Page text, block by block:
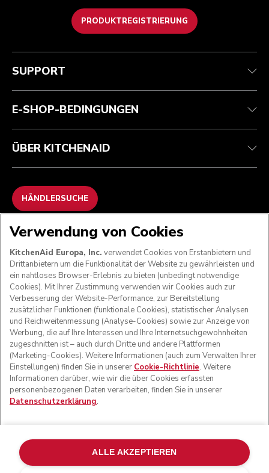
PRODUKTREGISTRIERUNG
Kundenservice
Garantie und Dokumente
Kontaktieren Sie uns.
Teilnahmebedingungen
Rückgaben und Erstattungen
Impressum
ODR
Die Marke
Händlersuche
SUPPORT
E-SHOP-BEDINGUNGEN
ÜBER KITCHENAID
HÄNDLERSUCHE
WIR AKZEPTIEREN
FOLGEN SIE UNS
und das Design der Küchenmaschine sind eingetragene
Marken in den USA und in anderen Ländern.
Verwendung von Cookies
KitchenAid Europa, Inc. verwendet Cookies von Erstanbietern und
Drittanbietern um die Funktionalität der Website zu gewährleisten und
ein nahtloses Browser-Erlebnis zu bieten (unbedingt notwendige
Cookies). Mit Ihrer Zustimmung verwenden wir Cookies auch zur
Verbesserung der Website-Performance, zur Bereitstellung
zusätzlicher Funktionen (funktionale Cookies), statistischer Analysen
und Reichweitenmessung (Analyse-Cookies) sowie zur Anzeige von
Werbung, die auf Ihre Interessen und Ihre Internetsuchgewohnheiten
zugeschnitten ist – auch durch Dritte und andere Plattformen
(Marketing-Cookies). Weitere Informationen (auch zum Verwalten Ihrer
Einstellungen) finden Sie in unserer Cookie-Richtlinie. Weitere
Informationen darüber, wie wir die über Cookies erfassten
personenbezogenen Daten verarbeiten, finden Sie in unserer
Datenschutzerklärung.
ALLE AKZEPTIEREN